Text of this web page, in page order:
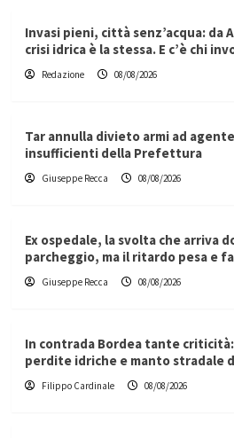
Invasi pieni, città senz’acqua: da
crisi idrica è la stessa. E c’è chi
Redazione 08/08/2026
Tar annulla divieto armi ad
insufficienti della Prefettura
Giuseppe Recca 08/08/2026
Ex ospedale, la svolta che arriva
parcheggio, ma il ritardo pesa e
Giuseppe Recca 08/08/2026
In contrada Bordea tante criticità:
perdite idriche e manto stradale
Filippo Cardinale 08/08/2026